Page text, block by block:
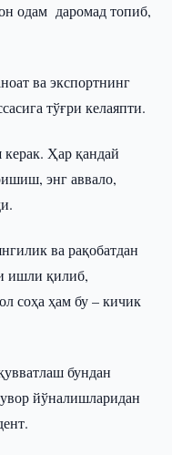
одам даромад топиб,
ва экспортнинг
тўғри келаяпти.
Ҳар қандай
энг аввало,
ва рақобатдан
ишли қилиб,
соҳа ҳам бу – кичик
бундан
йўналишларидан